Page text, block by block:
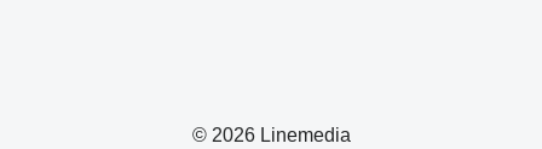
© 2026 Linemedia